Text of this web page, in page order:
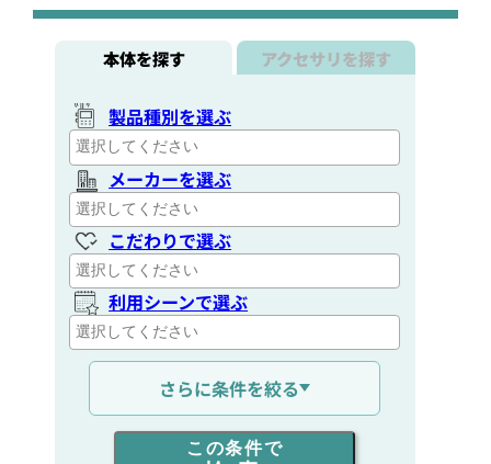
本体を探す アクセサリを探す
製品種別を選ぶ
メーカーを選ぶ
こだわりで選ぶ
利用シーンで選ぶ
通信距離を選ぶ
出力を選ぶ
さらに条件を絞る
この条件で